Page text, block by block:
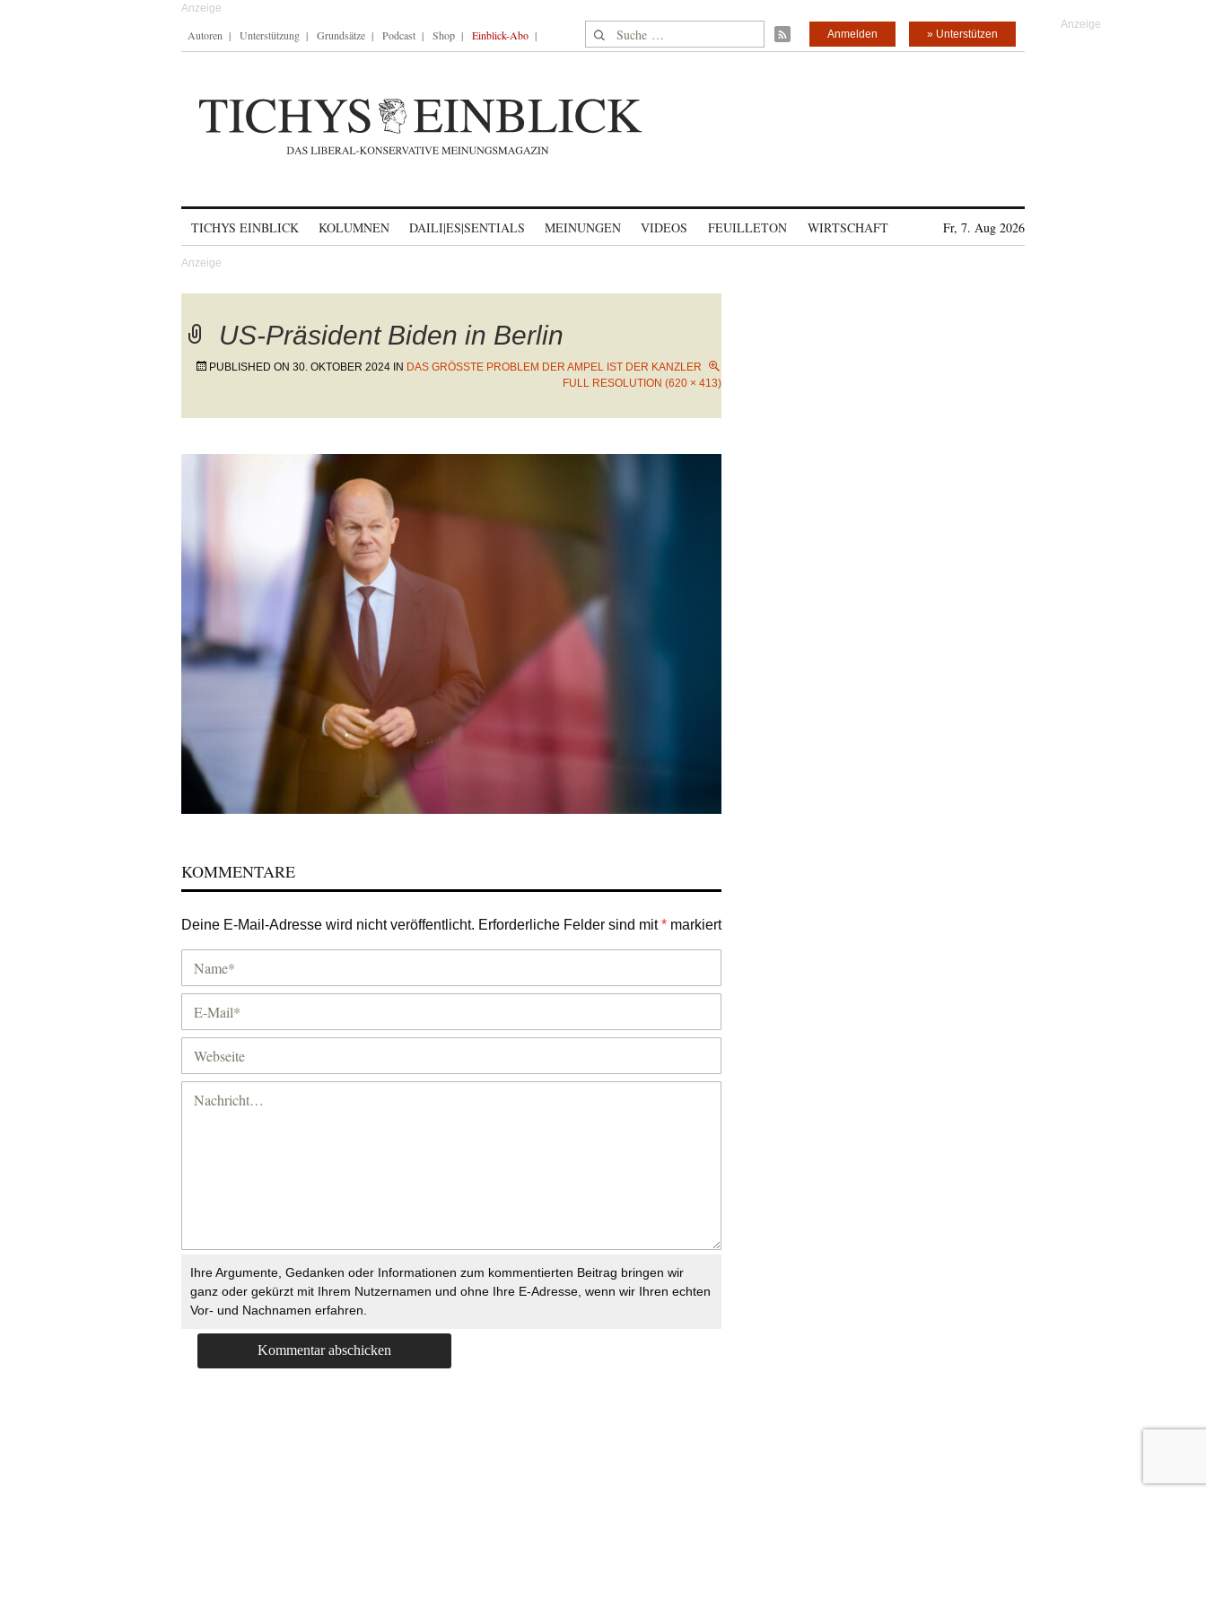
Autoren Unterstützung Grundsätze Podcast Shop Einblick-Abo Suche nach: » Unterstützen
Anmelden
TICHYS EINBLICK KOLUMNEN DAILI|ES|SENTIALS MEINUNGEN VIDEOS FEUILLETON WIRTSCHAFT Fr, 7. Aug 2026
US-Präsident Biden in Berlin
PUBLISHED ON 30. OKTOBER 2024 IN DAS GRÖSSTE PROBLEM DER AMPEL IST DER KANZLER
FULL RESOLUTION (620 × 413)
KOMMENTARE
Deine E-Mail-Adresse wird nicht veröffentlicht. Erforderliche Felder sind mit* markiert
Ihre Argumente, Gedanken oder Informationen zum kommentierten Beitrag bringen wir
ganz oder gekürzt mit Ihrem Nutzernamen und ohne Ihre E-Adresse, wenn wir Ihren echten
Vor- und Nachnamen erfahren.